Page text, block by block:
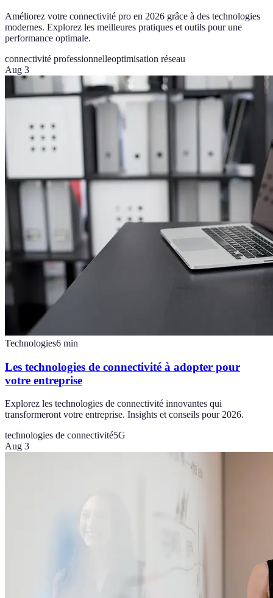
Améliorez votre connectivité pro en 2026 grâce à des technologies
modernes. Explorez les meilleures pratiques et outils pour une
performance optimale.
connectivité professionnelleoptimisation réseau
Aug 3
Technologies6 min
Les technologies de connectivité à adopter pour
votre entreprise
Explorez les technologies de connectivité innovantes qui
transformeront votre entreprise. Insights et conseils pour 2026.
technologies de connectivité5G
Aug 3